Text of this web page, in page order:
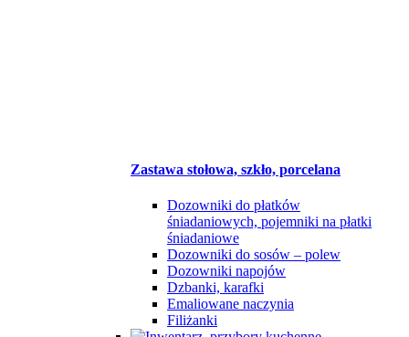
Zastawa stołowa, szkło, porcelana
Dozowniki do płatków
śniadaniowych, pojemniki na płatki
śniadaniowe
Dozowniki do sosów – polew
Dozowniki napojów
Dzbanki, karafki
Emaliowane naczynia
Filiżanki